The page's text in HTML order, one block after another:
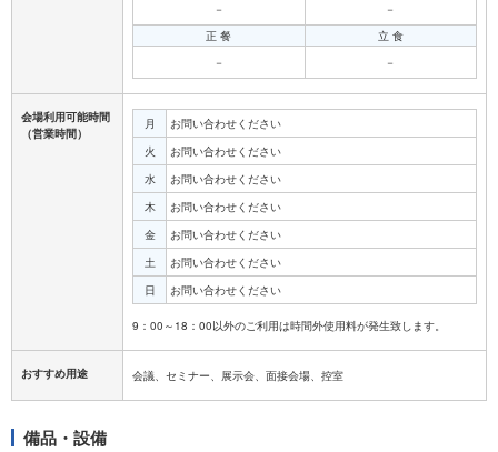
－
－
正 餐
－
立 食
－
会場利用可能時間
（営業時間）
月
お問い合わせください
火
お問い合わせください
水
お問い合わせください
木
お問い合わせください
金
お問い合わせください
土
お問い合わせください
日
お問い合わせください
おすすめ用途 会議、セミナー、展示会、面接会場、控室
備品・設備